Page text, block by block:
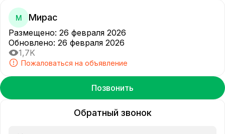
М Мирас
Размещено: 26 февраля 2026
Обновлено: 26 февраля 2026
1,7K
Пожаловаться на объявление
Позвонить
Обратный звонок